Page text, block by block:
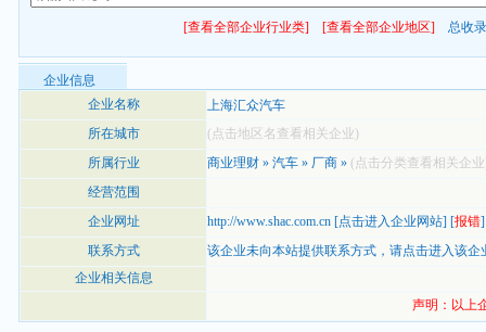
[查看全部企业行业类] [查看全部企业地区] 总收
企业信息
企业名称
上海汇众汽车
所在城市
(点击地区名查看相关企业)
所属行业
商业理财 » 汽车 » 厂商 » (点击分类查看相关企
经营范围
企业网址
http://www.shac.com.cn [点击进入企业网站] [报错]
联系方式
该企业未向本站提供联系方式， 请点击进入该企
企业相关信息
声明：以上